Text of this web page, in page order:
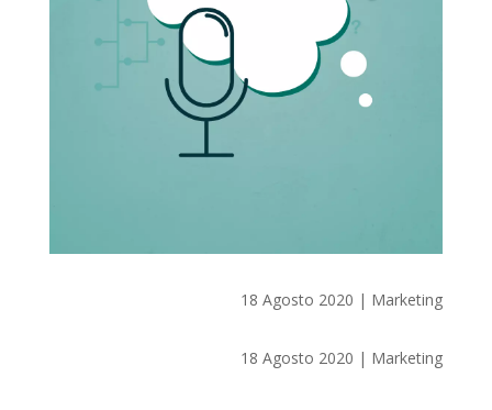
18 Agosto 2020 | Marketing
18 Agosto 2020 | Marketing